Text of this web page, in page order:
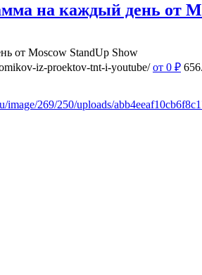
на каждый день от
от Moscow StandUp Show
iz-proektov-tnt-i-youtube/ от 0 ₽
image/269/250/uploads/